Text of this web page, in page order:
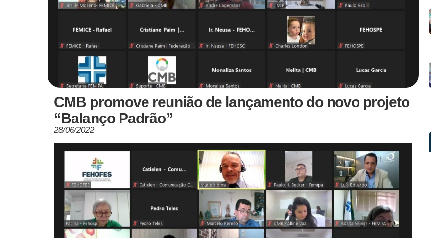
CMB promove reunião de lançamento do novo projeto
“Balanço Padrão”
28/06/2022